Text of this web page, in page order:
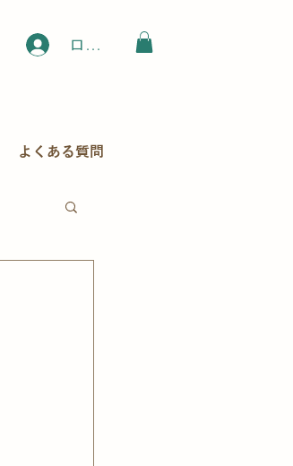
ログイン
よくある質問